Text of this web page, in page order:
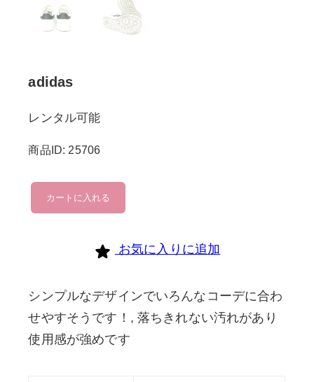
adidas
レンタル可能
商品ID: 25706
adidas
個
カートに入れる
お気に入りに追加
シンプルなデザインでいろんなコーデに合わ
せやすそうです！, 落ちきれない汚れがあり
使用感が強めです